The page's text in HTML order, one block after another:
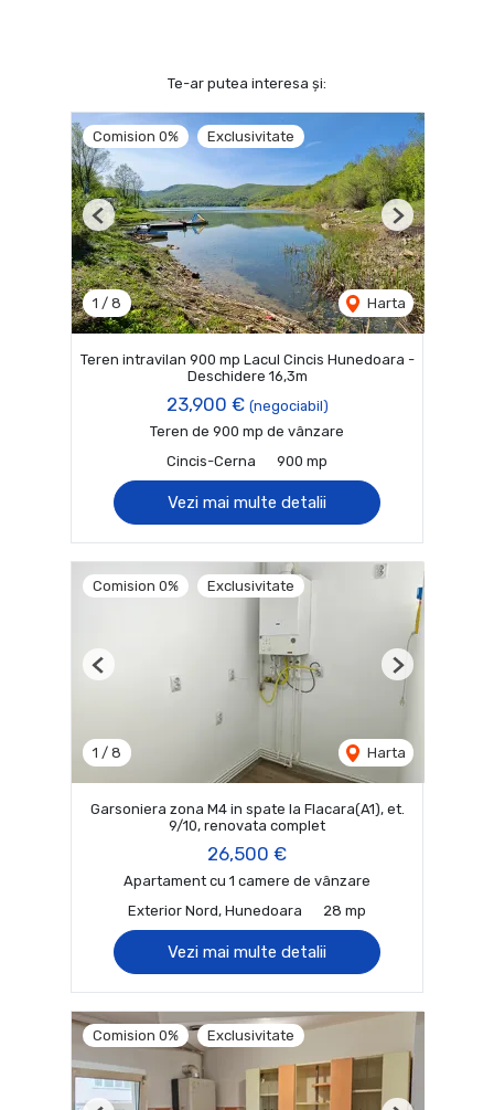
Te-ar putea interesa și:
Comision 0% Exclusivitate
1 / 8 Harta
Previous Next
Teren intravilan 900 mp Lacul Cincis Hunedoara -
Deschidere 16,3m
23,900 € (negociabil)
Teren de 900 mp de vânzare
Cincis-Cerna
900 mp
Vezi mai multe detalii
Comision 0% Exclusivitate
1 / 8 Harta
Previous Next
Garsoniera zona M4 in spate la Flacara(A1), et.
9/10, renovata complet
26,500 €
Apartament cu 1 camere de vânzare
Exterior Nord, Hunedoara
28 mp
Vezi mai multe detalii
Comision 0% Exclusivitate